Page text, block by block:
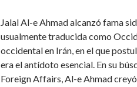
Jalal Al-e Ahmad alcanzó fama
usualmente traducida como
occidental en Irán, en el que
era el antídoto esencial. En su
Foreign Affairs, Al-e Ahmad